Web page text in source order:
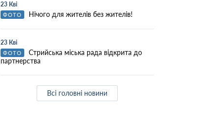
23 Кві
ФОТО Нічого для жителів без жителів!
23 Кві
ФОТО
Стрийська міська рада відкрита до
партнерства
Всі головні новини